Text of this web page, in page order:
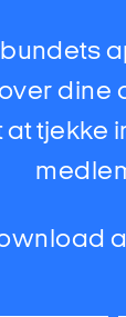
dine
at tjekke